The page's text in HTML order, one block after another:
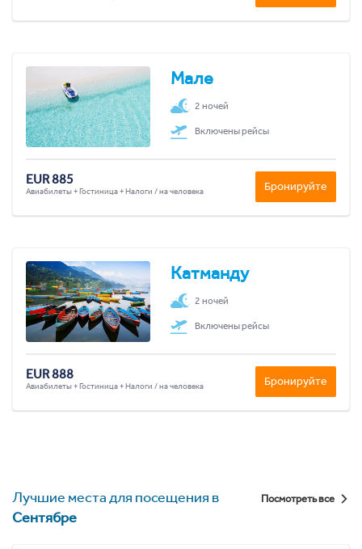
Мале
2 ночей
Включены рейсы
EUR 885
Авиабилеты + Гостиница + Налоги / на человека Бронируйте
Катманду
2 ночей
Включены рейсы
EUR 888
Авиабилеты + Гостиница + Налоги / на человека Бронируйте
Лучшие места для посещения в
Сентябре
Посмотреть все